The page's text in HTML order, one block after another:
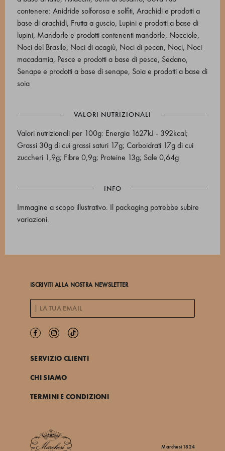
contenere: Anidride solforosa e solfiti, Arachidi e prodotti a
base di arachidi, Frutta a guscio, Lupini e prodotti a base di
lupini, Mandorle e prodotti contenenti mandorle, Nocciole,
Noci del Brasile, Noci di acagiù, Noci di pecan, Noci, Noci
macadamia, Pesce e prodotti a base di pesce, Sedano,
Senape e prodotti a base di senape, Soia e prodotti a base di
soia
VALORI NUTRIZIONALI
Valori nutrizionali per 100g: Energia 1627kJ - 392kcal;
Grassi 30g di cui grassi saturi 17g; Carboidrati 17g di cui
zuccheri 1,9g; Fibre 0,9g; Proteine 13g; Sale 0,64g
INFO
Immagine a scopo illustrativo. Il packaging potrebbe subire
variazioni.
ISCRIVITI ALLA NOSTRA NEWSLETTER
SERVIZIO CLIENTI
CHI SIAMO
TERMINI E CONDIZIONI
Marchesi 1824